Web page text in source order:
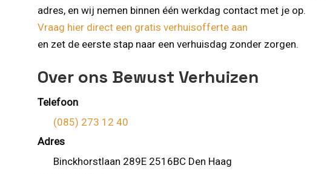
adres, en wij nemen binnen één werkdag contact met je op.
Vraag hier direct een gratis verhuisofferte aan
en zet de eerste stap naar een verhuisdag zonder zorgen.
Over ons Bewust Verhuizen
Telefoon
(085) 273 12 40
Adres
Binckhorstlaan 289E 2516BC Den Haag